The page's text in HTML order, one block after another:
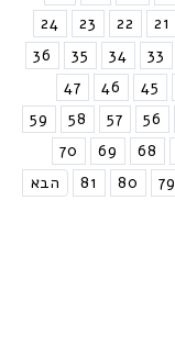
21
22
23
24
33
34
35
36
45
46
47
56
57
58
59
68
69
70
79
80
81 הבא